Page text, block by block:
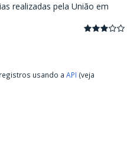
realizadas pela União em
usando a API (veja